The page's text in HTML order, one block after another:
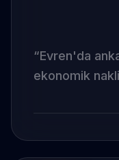
“Evren'da
ekonomik